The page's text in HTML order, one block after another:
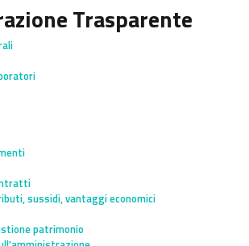
Trasparente
sussidi, vantaggi economici
patrimonio